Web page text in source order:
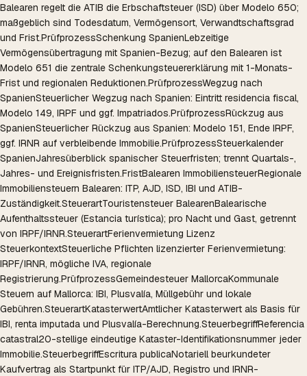
Balearen regelt die ATIB die Erbschaftsteuer (ISD) über Modelo 650;
maßgeblich sind Todesdatum, Vermögensort, Verwandtschaftsgrad
und Frist.PrüfprozessSchenkung SpanienLebzeitige
Vermögensübertragung mit Spanien-Bezug; auf den Balearen ist
Modelo 651 die zentrale Schenkungsteuererklärung mit 1-Monats-
Frist und regionalen Reduktionen.PrüfprozessWegzug nach
SpanienSteuerlicher Wegzug nach Spanien: Eintritt residencia fiscal,
Modelo 149, IRPF und ggf. Impatriados.PrüfprozessRückzug aus
SpanienSteuerlicher Rückzug aus Spanien: Modelo 151, Ende IRPF,
ggf. IRNR auf verbleibende Immobilie.PrüfprozessSteuerkalender
SpanienJahresüberblick spanischer Steuerfristen; trennt Quartals-,
Jahres- und Ereignisfristen.FristBalearen ImmobiliensteuerRegionale
Immobiliensteuern Balearen: ITP, AJD, ISD, IBI und ATIB-
Zuständigkeit.SteuerartTouristensteuer BalearenBalearische
Aufenthaltssteuer (Estancia turística); pro Nacht und Gast, getrennt
von IRPF/IRNR.SteuerartFerienvermietung Lizenz
SteuerkontextSteuerliche Pflichten lizenzierter Ferienvermietung:
IRPF/IRNR, mögliche IVA, regionale
Registrierung.PrüfprozessGemeindesteuer MallorcaKommunale
Steuern auf Mallorca: IBI, Plusvalía, Müllgebühr und lokale
Gebühren.SteuerartKatasterwertAmtlicher Katasterwert als Basis für
IBI, renta imputada und Plusvalía-Berechnung.SteuerbegriffReferencia
catastral20-stellige eindeutige Kataster-Identifikationsnummer jeder
Immobilie.SteuerbegriffEscritura publicaNotariell beurkundeter
Kaufvertrag als Startpunkt für ITP/AJD, Registro und IRNR-